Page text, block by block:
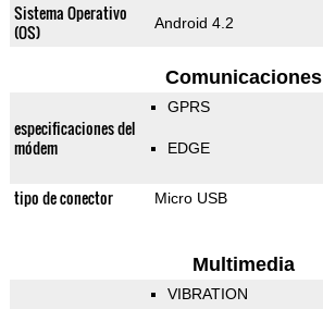
Sistema Operativo
(OS)
Android 4.2
Comunicaciones
especificaciones del
módem
GPRS
EDGE
tipo de conector Micro USB
Multimedia
VIBRATION